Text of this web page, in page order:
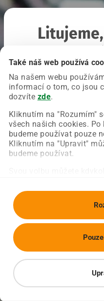
Také náš web používá
Na našem webu
informací o tom, co jsou
dozvíte zde.
Kliknutím na "Rozumím"
všech našich cookies.
budeme používat pouze
Kliknutím na "Upravit"
budeme používat.
Chyba nastala na
Zkuste prosím znovu
Obnovit stránku